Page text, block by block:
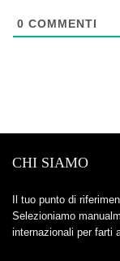
0 COMMENTI
CHI SIAMO
Il tuo punto di
Selezioniamo
internazionali per farti